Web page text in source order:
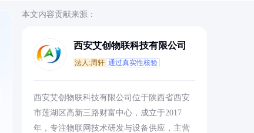
本文内容贡献来源：
西安艾创物联科技有限公司
法人:周轩 通过真实性核验
西安艾创物联科技有限公司位于陕西省西安
市莲湖区高新三路财富中心，成立于2017
年，专注物联网技术研发与设备供应，主营